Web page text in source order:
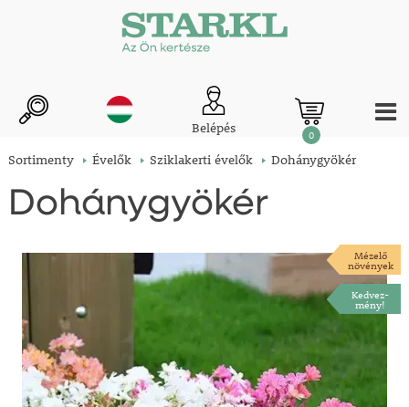
Belépés 0
Sortimenty Évelők Sziklakerti évelők Dohánygyökér
Dohánygyökér
Mézelő
növények
Kedvez-
mény!